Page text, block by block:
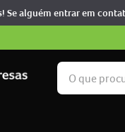
Se alguém entrar em
O que procura